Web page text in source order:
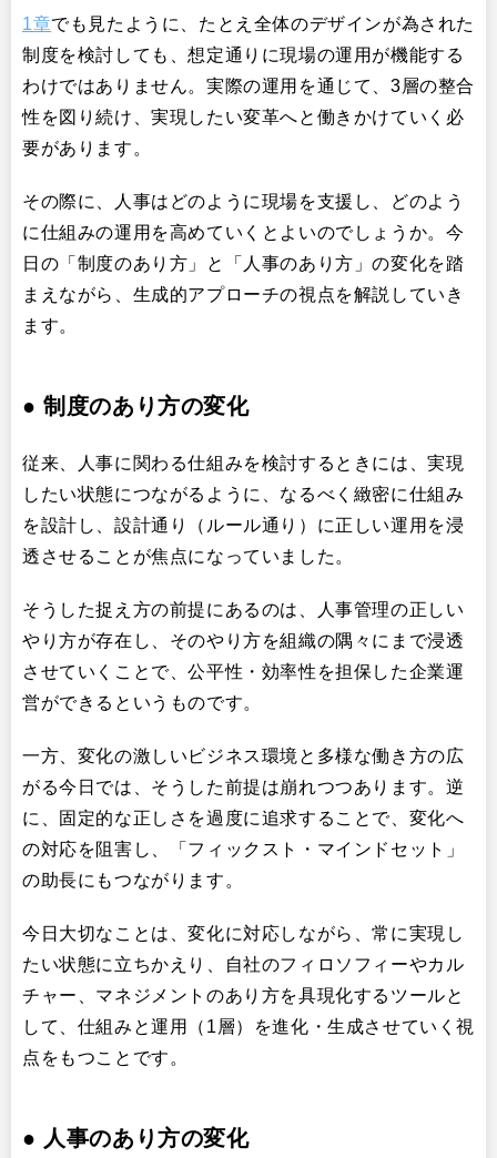
1章でも見たように、たとえ全体のデザインが為された
制度を検討しても、想定通りに現場の運用が機能する
わけではありません。実際の運用を通じて、3層の整合
性を図り続け、実現したい変革へと働きかけていく必
要があります。
その際に、人事はどのように現場を支援し、どのよう
に仕組みの運用を高めていくとよいのでしょうか。今
日の「制度のあり方」と「人事のあり方」の変化を踏
まえながら、生成的アプローチの視点を解説していき
ます。
●制度のあり方の変化
従来、人事に関わる仕組みを検討するときには、実現
したい状態につながるように、なるべく緻密に仕組み
を設計し、設計通り（ルール通り）に正しい運用を浸
透させることが焦点になっていました。
そうした捉え方の前提にあるのは、人事管理の正しい
やり方が存在し、そのやり方を組織の隅々にまで浸透
させていくことで、公平性・効率性を担保した企業運
営ができるというものです。
一方、変化の激しいビジネス環境と多様な働き方の広
がる今日では、そうした前提は崩れつつあります。逆
に、固定的な正しさを過度に追求することで、変化へ
の対応を阻害し、「フィックスト・マインドセット」
の助長にもつながります。
今日大切なことは、変化に対応しながら、常に実現し
たい状態に立ちかえり、自社のフィロソフィーやカル
チャー、マネジメントのあり方を具現化するツールと
して、仕組みと運用（1層）を進化・生成させていく視
点をもつことです。
● 人事のあり方の変化